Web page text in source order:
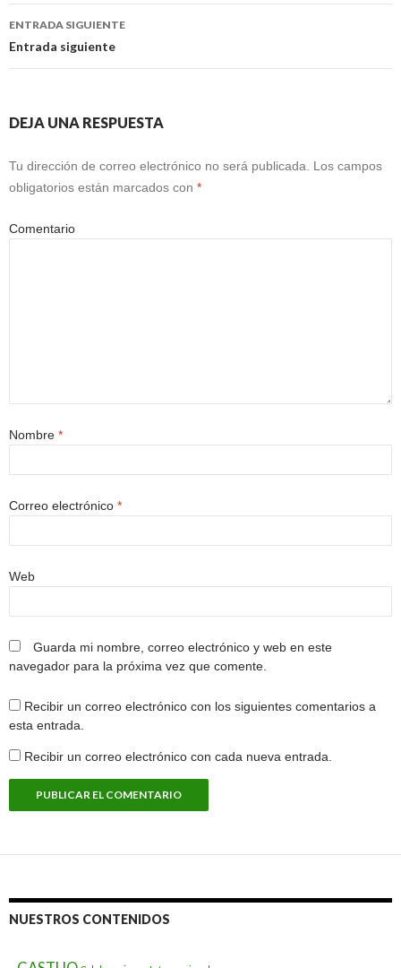
entradas
ENTRADA SIGUIENTE
Entrada siguiente
DEJA UNA RESPUESTA
Tu dirección de correo electrónico no será publicada.
Los campos
obligatorios están marcados con *
Comentario
Nombre *
Correo electrónico *
Web
Guarda mi nombre, correo electrónico y web en este
navegador para la próxima vez que comente.
Recibir un correo electrónico con los siguientes comentarios a
esta entrada.
Recibir un correo electrónico con cada nueva entrada.
NUESTROS CONTENIDOS